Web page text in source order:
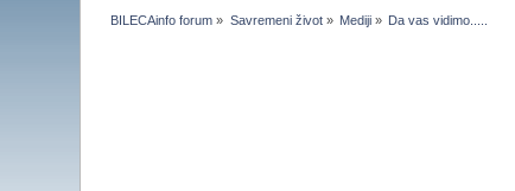
BILECAinfo forum » Savremeni život» Mediji » Da vas vidimo.....